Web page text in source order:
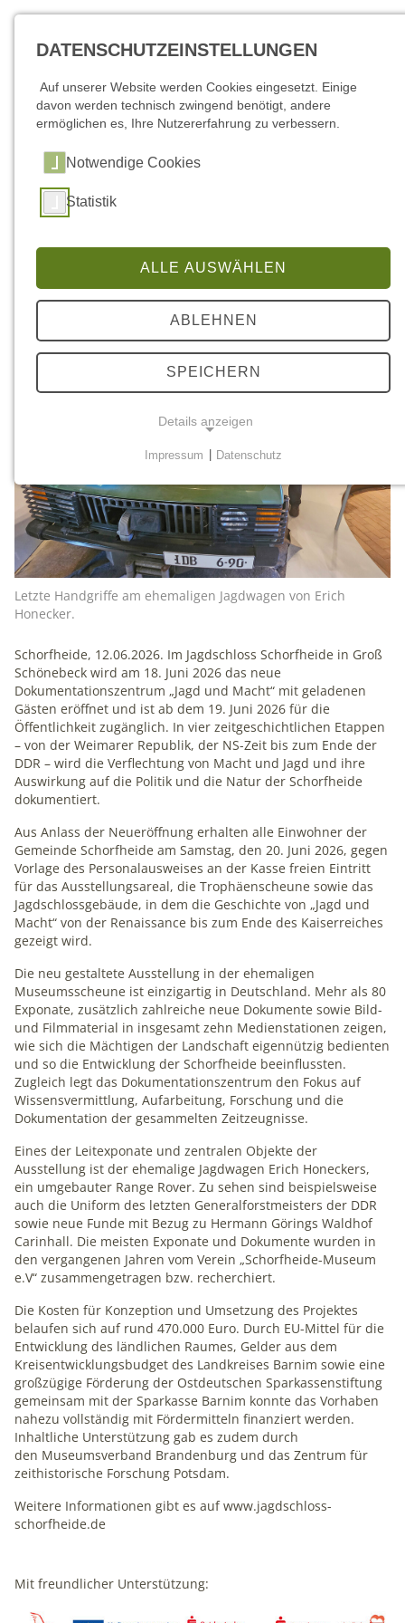
Neue Ausstellung "Jagd und Macht" wird
wieder eröffnet
Letzte Handgriffe am ehemaligen Jagdwagen von Erich
Honecker.
Schorfheide, 12.06.2026. Im Jagdschloss Schorfheide in Groß
Schönebeck wird am 18. Juni 2026 das neue
Dokumentationszentrum „Jagd und Macht“ mit geladenen
Gästen eröffnet und ist ab dem 19. Juni 2026 für die
Öffentlichkeit zugänglich. In vier zeitgeschichtlichen Etappen
– von der Weimarer Republik, der NS-Zeit bis zum Ende der
DDR – wird die Verflechtung von Macht und Jagd und ihre
Auswirkung auf die Politik und die Natur der Schorfheide
dokumentiert.
Aus Anlass der Neueröffnung erhalten alle Einwohner der
Gemeinde Schorfheide am Samstag, den 20. Juni 2026, gegen
Vorlage des Personalausweises an der Kasse freien Eintritt
für das Ausstellungsareal, die Trophäenscheune sowie das
Jagdschlossgebäude, in dem die Geschichte von „Jagd und
Macht“ von der Renaissance bis zum Ende des Kaiserreiches
gezeigt wird.
Die neu gestaltete Ausstellung in der ehemaligen
Museumsscheune ist einzigartig in Deutschland. Mehr als 80
Exponate, zusätzlich zahlreiche neue Dokumente sowie Bild-
und Filmmaterial in insgesamt zehn Medienstationen zeigen,
wie sich die Mächtigen der Landschaft eigennützig bedienten
und so die Entwicklung der Schorfheide beeinflussten.
Zugleich legt das Dokumentationszentrum den Fokus auf
Wissensvermittlung, Aufarbeitung, Forschung und die
Dokumentation der gesammelten Zeitzeugnisse.
Eines der Leitexponate und zentralen Objekte der
Ausstellung ist der ehemalige Jagdwagen Erich Honeckers,
ein umgebauter Range Rover. Zu sehen sind beispielsweise
auch die Uniform des letzten Generalforstmeisters der DDR
sowie neue Funde mit Bezug zu Hermann Görings Waldhof
Carinhall. Die meisten Exponate und Dokumente wurden in
den vergangenen Jahren vom Verein „Schorfheide-Museum
e.V“ zusammengetragen bzw. recherchiert.
Die Kosten für Konzeption und Umsetzung des Projektes
belaufen sich auf rund 470.000 Euro. Durch EU-Mittel für die
Entwicklung des ländlichen Raumes, Gelder aus dem
Kreisentwicklungsbudget des Landkreises Barnim sowie eine
großzügige Förderung der Ostdeutschen Sparkassenstiftung
gemeinsam mit der Sparkasse Barnim konnte das Vorhaben
nahezu vollständig mit Fördermitteln finanziert werden.
Inhaltliche Unterstützung gab es zudem durch
den Museumsverband Brandenburg und das Zentrum für
zeithistorische Forschung Potsdam.
Weitere Informationen gibt es auf www.jagdschloss-
schorfheide.de
Mit freundlicher Unterstützung:
DATENSCHUTZEINSTELLUNGEN
Auf unserer Website werden Cookies eingesetzt. Einige
davon werden technisch zwingend benötigt, andere
ermöglichen es, Ihre Nutzererfahrung zu verbessern.
Notwendige Cookies
Statistik
ALLE AUSWÄHLEN
ABLEHNEN
SPEICHERN
Details anzeigen
Notwendige Cookies werden für grundlegende
Funktionen der Website benötigt. Dadurch ist
gewährleistet, dass die Website einwandfrei funktioniert.
mtm_consent
Name:
Anbieter:
matomo.org
Zweck:
Cookies zum Speichern der Cookie Consent
Einstellungen
Cookie Laufzeit:
mindshape Cookie Consent
Name:
cookie_consent
Anbieter:
mindshape GmbH
Zweck:
Speichert Ihre Cookie-Einstellungen
Cookie Laufzeit:
1 Jahr
STATISTIK
Statistik-Cookies erfassen Informationen anonym. Diese
Informationen helfen uns zu verstehen, wie Besucher
unsere Intranet-Website nutzen und dienen als
Grundlage für Verbesserungen der Nutzererfahrung
Name:
_pk_ses, _pk_id
Anbieter:
matomo.org
Zweck:
Statistik
Cookie Laufzeit:
1 Jahr
Impressum Datenschutz